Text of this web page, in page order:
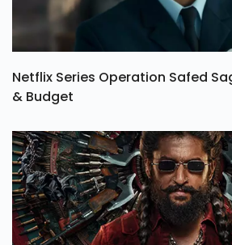
Netflix Series Operation Safed
& Budget